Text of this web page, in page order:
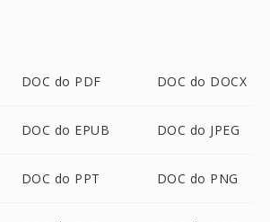
DOC do PDF DOC do DOCX
DOC do EPUB DOC do JPEG
DOC do PPT DOC do PNG